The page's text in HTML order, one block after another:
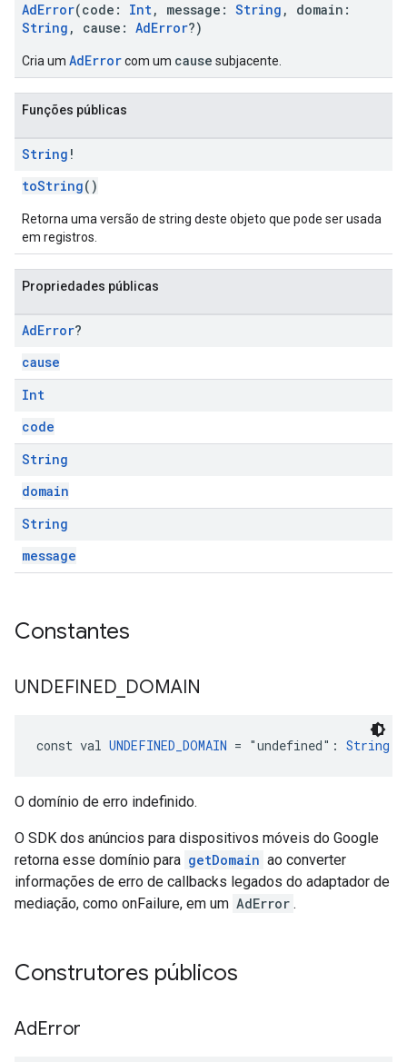
AdError(code: Int, message: String , domain:
String , cause: AdError?)
Cria um AdErrorcom um cause subjacente.
Funções públicas
String !
toString()
Retorna uma versão de string deste objeto que pode ser usada
em registros.
Propriedades públicas
AdError?
cause
Int
code
String
domain
String
message
Constantes
UNDEFINED DOMAIN
const val UNDEFINED_DOMAIN = "undefined": String
O domínio de erro indefinido.
O SDK dos anúncios para dispositivos móveis do Google
retorna esse domínio para getDomain ao converter
informações de erro de callbacks legados do adaptador de
mediação, como onFailure, em um AdError .
Construtores públicos
AdError